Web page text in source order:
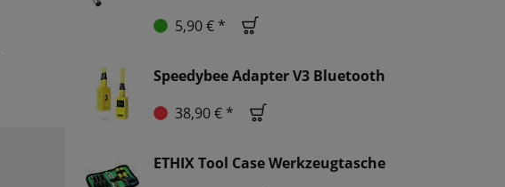
5,90 € *
Speedybee Adapter V3 Bluetooth
38,90 € *
ETHIX Tool Case Werkzeugtasche